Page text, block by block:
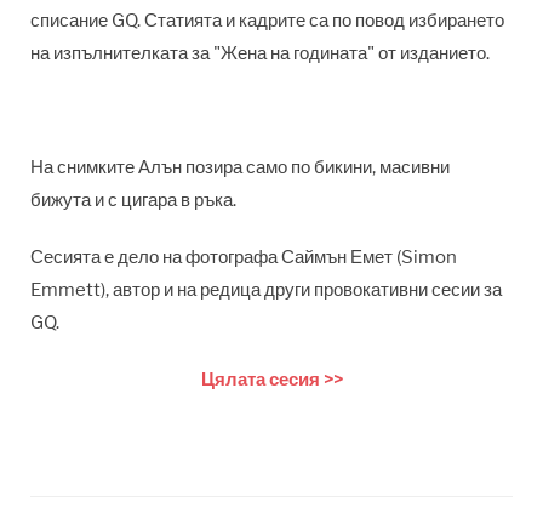
списание GQ. Статията и кадрите са по повод избирането
на изпълнителката за "Жена на годината" от изданието.
На снимките Алън позира само по бикини, масивни
бижута и с цигара в ръка.
Сесията е дело на фотографа Саймън Емет (Simon
Emmett), автор и на редица други провокативни сесии за
GQ.
Цялата сесия >>